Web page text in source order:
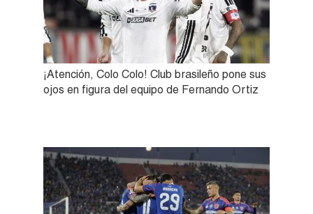
¡Atención, Colo Colo! Club brasileño pone sus
ojos en figura del equipo de Fernando Ortiz